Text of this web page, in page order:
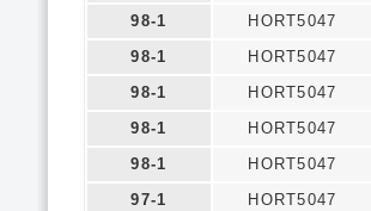
98-1
HORT5047
98-1
HORT5047
98-1
HORT5047
98-1
HORT5047
98-1
HORT5047
97-1
HORT5047